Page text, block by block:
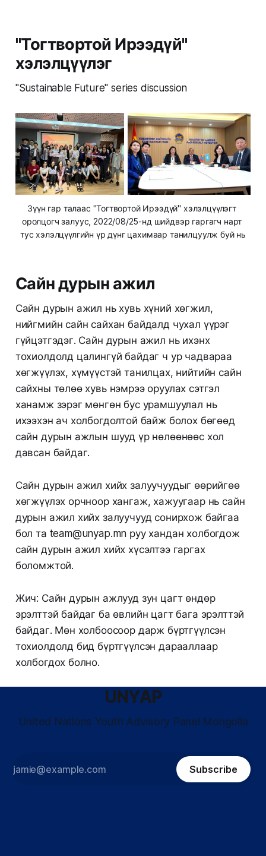
"Тогтвортой Ирээдүй"
хэлэлцүүлэг
"Sustainable Future" series discussion
Зүүн гар талаас "Тогтвортой Ирээдүй" хэлэлцүүлэгт
оролцогч залуус, 2022/08/25-нд шийдвэр гаргагч нарт
тус хэлэлцүүлгийн үр дүнг цахимаар танилцуулж буй нь
Сайн дурын ажил
Сайн дурын ажил нь хувь хүний хөгжил,
нийгмийн сайн сайхан байдалд чухал үүрэг
гүйцэтгэдэг. Сайн дурын ажил нь ихэнх
тохиолдолд цалингүй байдаг ч ур чадвараа
хөгжүүлэх, хүмүүстэй танилцах, нийтийн сайн
сайхны төлөө хувь нэмрээ оруулах сэтгэл
ханамж зэрэг мөнгөн бус урамшуулал нь
ихээхэн ач холбогдолтой байж болох бөгөөд
сайн дурын ажлын шууд үр нөлөөнөөс хол
давсан байдаг.
Сайн дурын ажил хийх залуучуудыг өөрийгөө
хөгжүүлэх орчноор хангаж, хажуугаар нь сайн
дурын ажил хийх залуучууд сонирхож байгаа
бол та team@unyap.mn руу хандан холбогдож
сайн дурын ажил хийх хүсэлтээ гаргах
боломжтой.
Жич: Сайн дурын ажлууд зун цагт өндөр
эрэлттэй байдаг ба өвлийн цагт бага эрэлттэй
байдаг. Мөн холбоосоор дарж бүртгүүлсэн
тохиолдолд бид бүртгүүлсэн дарааллаар
холбогдох болно.
UNYAP
United Nations Youth Advisory Panel Mongolia
Subscribe